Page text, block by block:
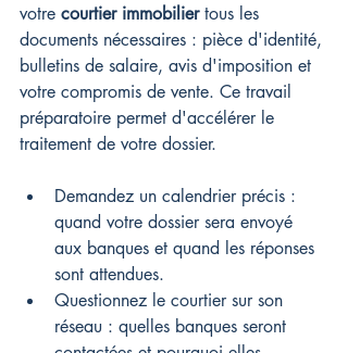
votre courtier immobilier tous les
documents nécessaires : pièce d'identité,
bulletins de salaire, avis d'imposition et
votre compromis de vente. Ce travail
préparatoire permet d'accélérer le
traitement de votre dossier.
Demandez un calendrier précis :
quand votre dossier sera envoyé
aux banques et quand les réponses
sont attendues.
Questionnez le courtier sur son
réseau : quelles banques seront